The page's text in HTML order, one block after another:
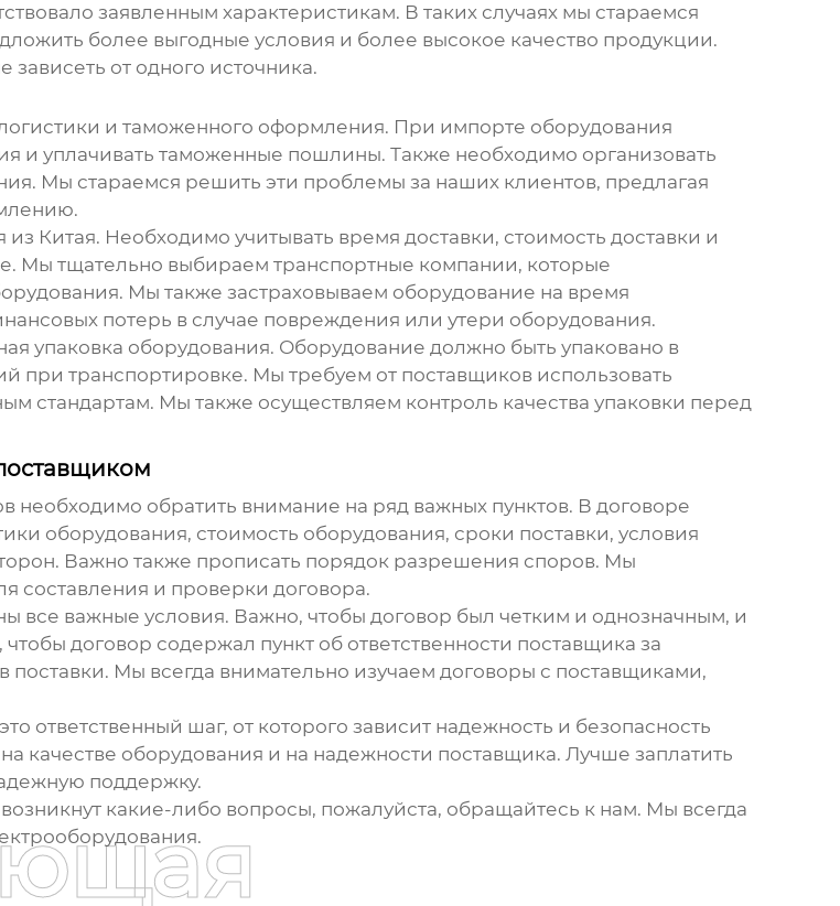
заявленным характеристикам. В таких случаях мы стараемся
более выгодные условия и более высокое качество продукции.
от одного источника.
и таможенного оформления. При импорте оборудования
и уплачивать таможенные пошлины. Также необходимо организовать
Мы стараемся решить эти проблемы за наших клиентов, предлагая
Китая. Необходимо учитывать время доставки, стоимость доставки и
Мы тщательно выбираем транспортные компании, которые
Мы также застраховываем оборудование на время
потерь в случае повреждения или утери оборудования.
упаковка оборудования. Оборудование должно быть упаковано в
при транспортировке. Мы требуем от поставщиков использовать
стандартам. Мы также осуществляем контроль качества упаковки перед
необходимо обратить внимание на ряд важных пунктов. В договоре
оборудования, стоимость оборудования, сроки поставки, условия
Важно также прописать порядок разрешения споров. Мы
составления и проверки договора.
все важные условия. Важно, чтобы договор был четким и однозначным, и
договор содержал пункт об ответственности поставщика за
Мы всегда внимательно изучаем договоры с поставщиками,
ответственный шаг, от которого зависит надежность и безопасность
качестве оборудования и на надежности поставщика. Лучше заплатить
поддержку.
какие-либо вопросы, пожалуйста, обращайтесь к нам. Мы всегда
.